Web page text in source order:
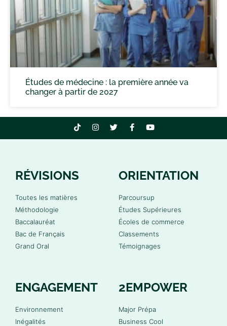
Études de médecine : la première année va
changer à partir de 2027
RÉVISIONS
Toutes les matières
Méthodologie
Baccalauréat
Bac de Français
Grand Oral
ORIENTATION
Parcoursup
Études Supérieures
Écoles de commerce
Classements
Témoignages
ENGAGEMENT
Environnement
Inégalités
2EMPOWER
Major Prépa
Business Cool